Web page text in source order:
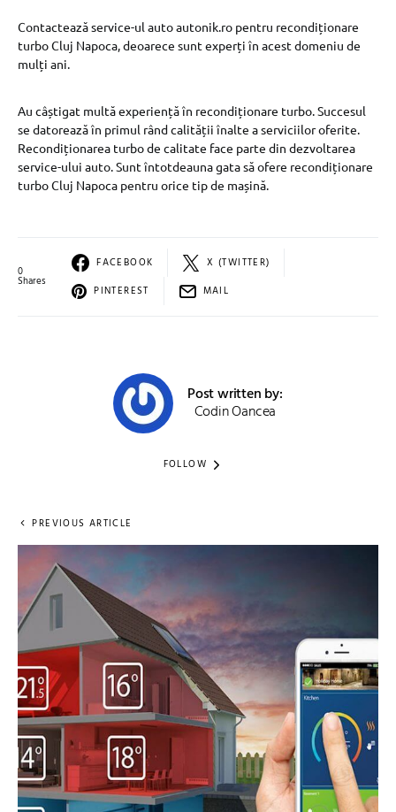
Contactează service-ul auto autonik.ro pentru recondiționare
turbo Cluj Napoca, deoarece sunt experți în acest domeniu de
mulți ani.
Au câștigat multă experiență în recondiționare turbo. Succesul
se datorează în primul rând calității înalte a serviciilor oferite.
Recondiționarea turbo de calitate face parte din dezvoltarea
service-ului auto. Sunt întotdeauna gata să ofere recondiționare
turbo Cluj Napoca pentru orice tip de mașină.
0
Shares
FACEBOOK
X (TWITTER)
PINTEREST
MAIL
Post written by:
Codin Oancea
FOLLOW
PREVIOUS ARTICLE